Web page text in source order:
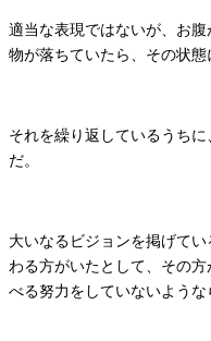
適当な表現ではないが、お
物が落ちていたら、その状態
それを繰り返しているうち
だ。
大いなるビジョンを掲げて
わる方がいたとして、その
べる努力をしていないような